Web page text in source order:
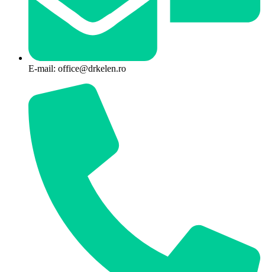
E-mail: office@drkelen.ro